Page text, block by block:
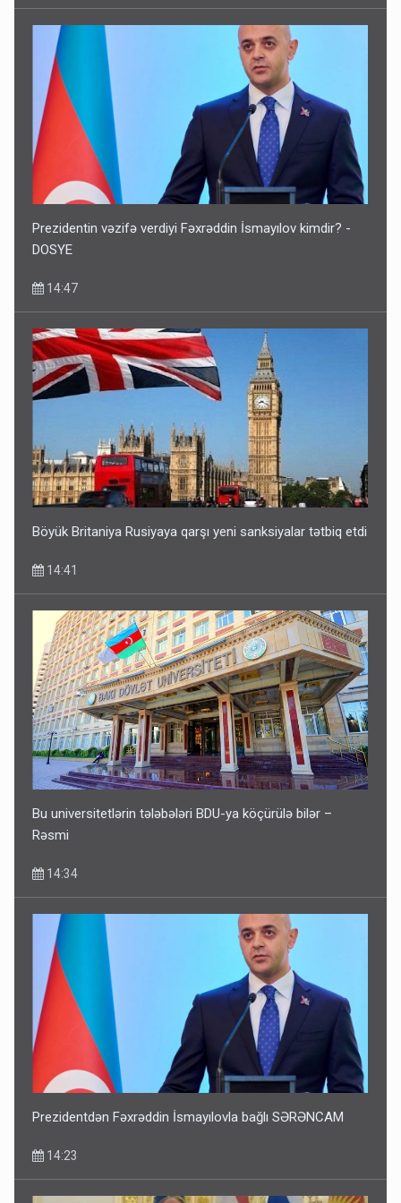
Prezidentin vəzifə verdiyi Fəxrəddin İsmayılov kimdir? -
DOSYE
14:47
Böyük Britaniya Rusiyaya qarşı yeni sanksiyalar tətbiq etdi
14:41
Bu universitetlərin tələbələri BDU-ya köçürülə bilər –
Rəsmi
14:34
Prezidentdən Fəxrəddin İsmayılovla bağlı SƏRƏNCAM
14:23